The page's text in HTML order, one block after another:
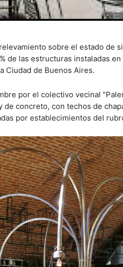
sobre el estado de
de las estructuras instaladas
Ciudad de Buenos Aires.
por el colectivo vecinal
de concreto, con techos de
por establecimientos del